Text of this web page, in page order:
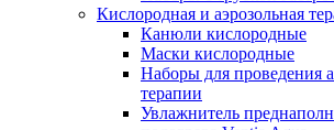
Кислородная и аэрозольная
Канюли кислородные
Маски кислородные
Наборы для проведения
терапии
Увлажнитель